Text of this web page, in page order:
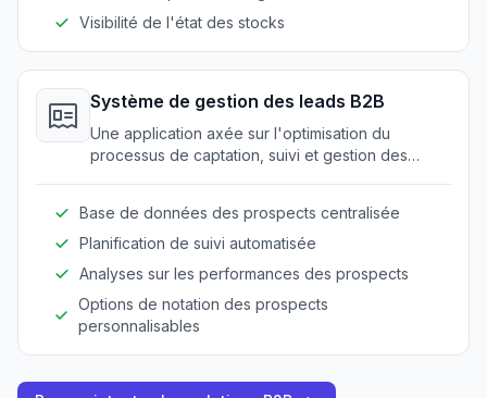
Visibilité de l'état des stocks
Système de gestion des leads B2B
Une application axée sur l'optimisation du
processus de captation, suivi et gestion des
Base de données des prospects centralisée
Planification de suivi automatisée
Analyses sur les performances des prospects
Options de notation des prospects
personnalisables